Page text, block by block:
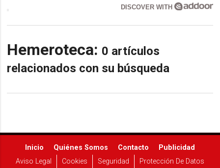
DISCOVER WITH
Hemeroteca: 0 artículos
relacionados con su búsqueda
Inicio Quiénes Somos Contacto
Publicidad
Aviso Legal
Cookies Seguridad Protección De Datos